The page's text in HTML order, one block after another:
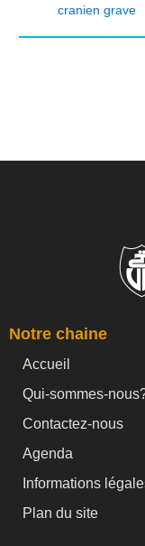
cranien grave
Notre chaine
Accueil
Qui-sommes-
Contactez-nous
Agenda
Informations
Plan du site